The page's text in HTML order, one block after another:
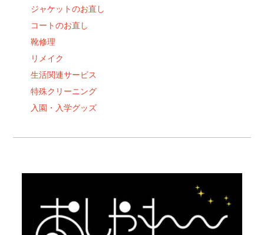
ジャケットのお直し
コートのお直し
靴修理
リメイク
生活関連サービス
特殊クリーニング
入園・入学グッズ